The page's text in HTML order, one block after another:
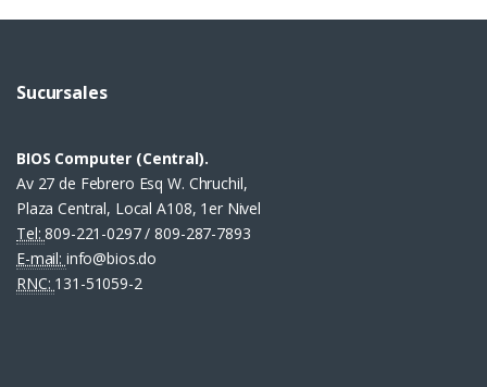
Sucursales
BIOS Computer (Central).
Av 27 de Febrero Esq W. Chruchil,
Plaza Central, Local A108, 1er Nivel
Tel:809-221-0297 / 809-287-7893
E-mail: info@bios.do
RNC: 131-51059-2